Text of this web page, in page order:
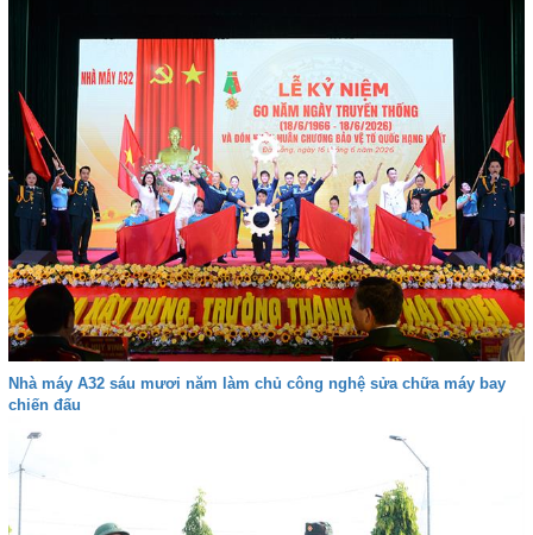
Nhà máy A32 sáu mươi năm làm chủ công nghệ sửa chữa máy bay
chiến đấu